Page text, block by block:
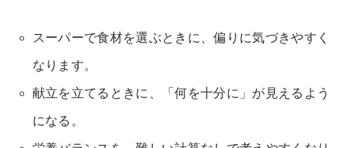
スーパーで食材を選ぶときに、偏りに気づきやすく
なります。
献立を立てるときに、「何を十分に」が見えるよう
になる。